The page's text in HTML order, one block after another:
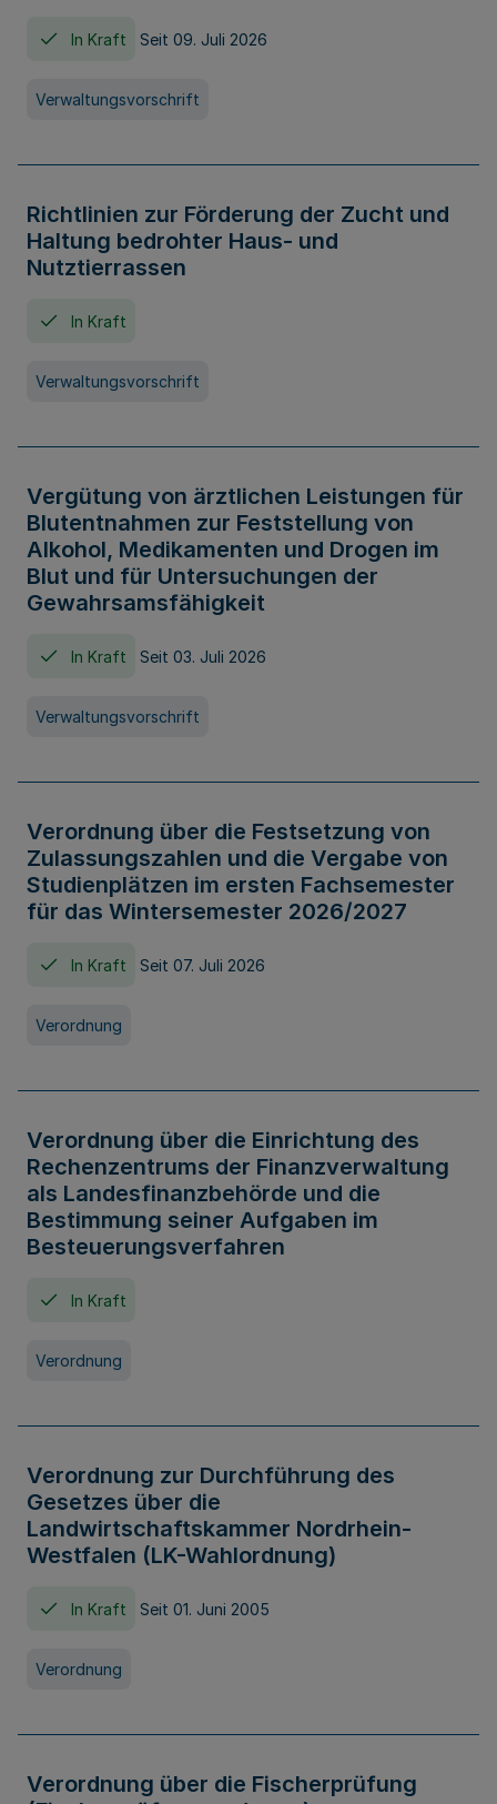
In Kraft Seit 09. Juli 2026
Verwaltungsvorschrift
Richtlinien zur Förderung der Zucht und
Haltung bedrohter Haus- und
Nutztierrassen
In Kraft
Verwaltungsvorschrift
Vergütung von ärztlichen Leistungen für
Blutentnahmen zur Feststellung von
Alkohol, Medikamenten und Drogen im
Blut und für Untersuchungen der
Gewahrsamsfähigkeit
In Kraft Seit 03. Juli 2026
Verwaltungsvorschrift
Verordnung über die Festsetzung von
Zulassungszahlen und die Vergabe von
Studienplätzen im ersten Fachsemester
für das Wintersemester 2026/2027
In Kraft Seit 07. Juli 2026
Verordnung
Verordnung über die Einrichtung des
Rechenzentrums der Finanzverwaltung
als Landesfinanzbehörde und die
Bestimmung seiner Aufgaben im
Besteuerungsverfahren
In Kraft
Verordnung
Verordnung zur Durchführung des
Gesetzes über die
Landwirtschaftskammer Nordrhein-
Westfalen (LK-Wahlordnung)
In Kraft Seit 01. Juni 2005
Verordnung
Verordnung über die Fischerprüfung